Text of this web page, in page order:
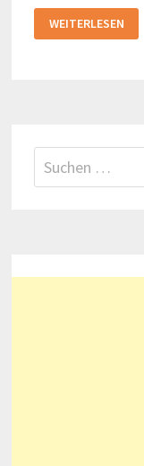
DER
GONDEL
WEITERLESEN
Suchen
nach: